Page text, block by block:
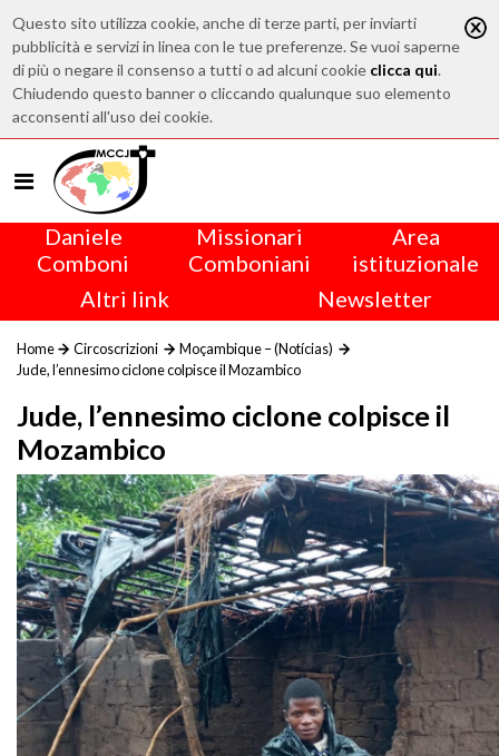
Questo sito utilizza cookie, anche di terze parti, per inviarti
pubblicità e servizi in linea con le tue preferenze. Se vuoi saperne
di più o negare il consenso a tutti o ad alcuni cookie clicca qui.
Chiudendo questo banner o cliccando qualunque suo elemento
acconsenti all'uso dei cookie.
Daniele
Comboni
Missionari
Comboniani
Area
istituzionale
Altri link
Newsletter
Home Circoscrizioni
Moçambique – (Notícias)
Jude, l’ennesimo ciclone colpisce il Mozambico
Jude, l’ennesimo ciclone colpisce il
Mozambico